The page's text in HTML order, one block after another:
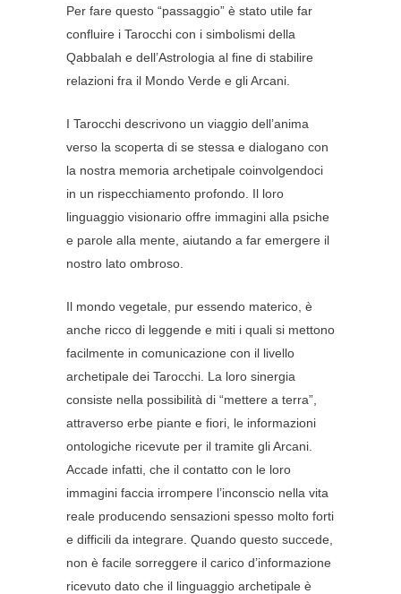
Per fare questo “passaggio” è stato utile far
confluire i Tarocchi con i simbolismi della
Qabbalah e dell’Astrologia al fine di stabilire
relazioni fra il Mondo Verde e gli Arcani.
I Tarocchi descrivono un viaggio dell’anima
verso la scoperta di se stessa e dialogano con
la nostra memoria archetipale coinvolgendoci
in un rispecchiamento profondo. Il loro
linguaggio visionario offre immagini alla psiche
e parole alla mente, aiutando a far emergere il
nostro lato ombroso.
Il mondo vegetale, pur essendo materico, è
anche ricco di leggende e miti i quali si mettono
facilmente in comunicazione con il livello
archetipale dei Tarocchi. La loro sinergia
consiste nella possibilità di “mettere a terra”,
attraverso erbe piante e fiori, le informazioni
ontologiche ricevute per il tramite gli Arcani.
Accade infatti, che il contatto con le loro
immagini faccia irrompere l’inconscio nella vita
reale producendo sensazioni spesso molto forti
e difficili da integrare. Quando questo succede,
non è facile sorreggere il carico d’informazione
ricevuto dato che il linguaggio archetipale è